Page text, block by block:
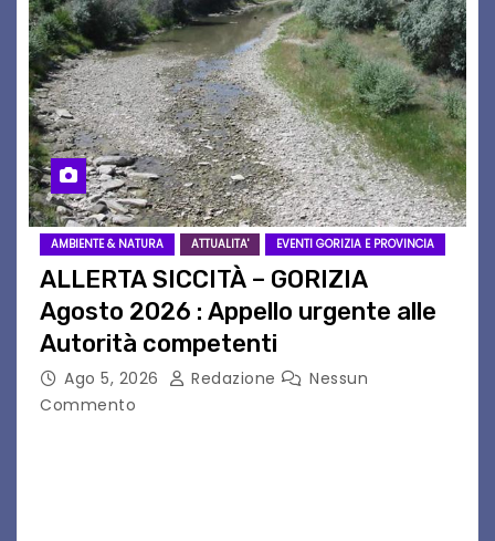
AMBIENTE & NATURA ATTUALITA' EVENTI GORIZIA E PROVINCIA
ALLERTA SICCITÀ – GORIZIA
Agosto 2026 : Appello urgente alle
Autorità competenti
Ago 5, 2026 Redazione
Nessun
Commento